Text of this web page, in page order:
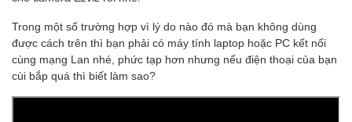
Trong một số trường hợp vì lý do nào đó mà bạn không dùng
được cách trên thì bạn phải có máy tính laptop hoặc PC kết nối
cùng mạng Lan nhé, phức tạp hơn nhưng nếu điện thoại của bạn
cùi bắp quá thì biết làm sao?